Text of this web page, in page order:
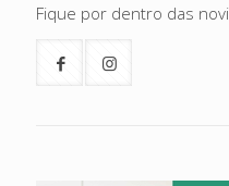
Fique por dentro das